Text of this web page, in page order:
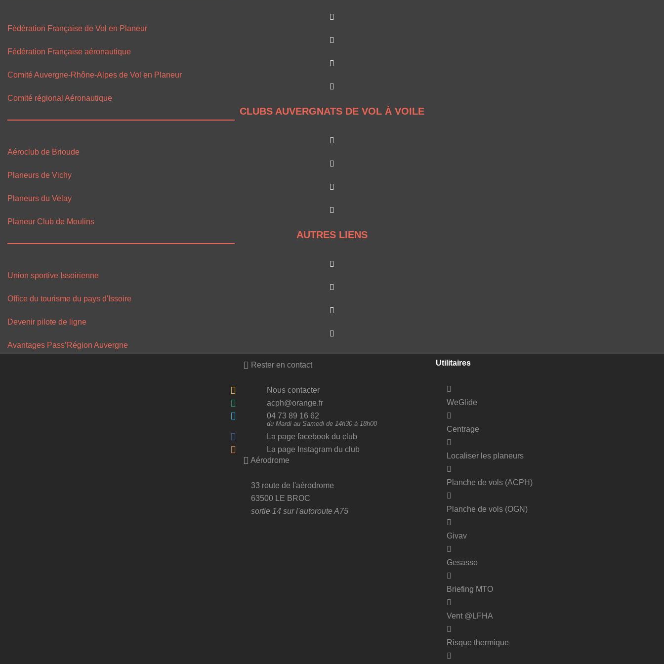
Fédération Française de Vol en Planeur
Fédération Française aéronautique
Comité Auvergne-Rhône-Alpes de Vol en Planeur
Comité régional Aéronautique
CLUBS AUVERGNATS DE VOL À VOILE
Aéroclub de Brioude
Planeurs de Vichy
Planeurs du Velay
Planeur Club de Moulins
AUTRES LIENS
Union sportive Issoirienne
Office du tourisme du pays d'Issoire
Devenir pilote de ligne
Avantages Pass’Région Auvergne
Rester en contact
Nous contacter
acph@orange.fr
04 73 89 16 62
du Mardi au Samedi de 14h30 à 18h00
La page facebook du club
La page Instagram du club
Aérodrome
33 route de l'aérodrome
63500 LE BROC
sortie 14 sur l'autoroute A75
Utilitaires
WeGlide
Centrage
Localiser les planeurs
Planche de vols (ACPH)
Planche de vols (OGN)
Givav
Gesasso
Briefing MTO
Vent @LFHA
Risque thermique